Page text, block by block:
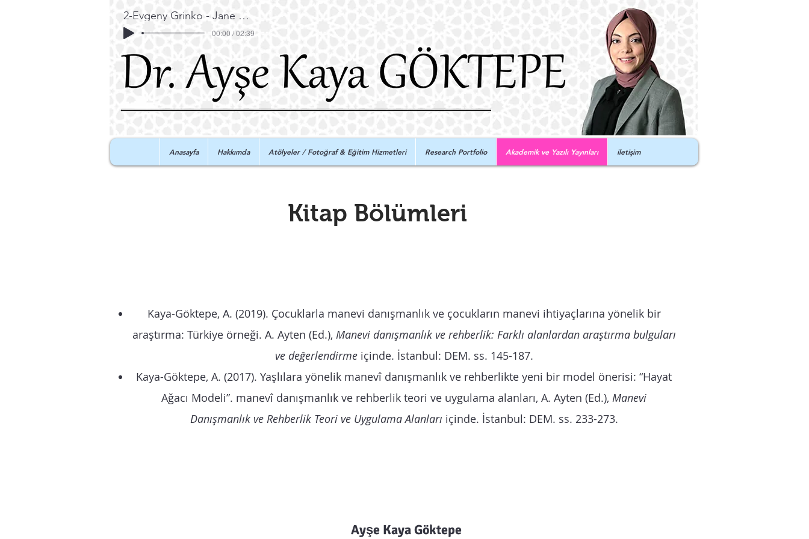
2-Evgeny Grinko - Jane Maryam
00:00 / 02:39
Anasayfa Hakkımda Atölyeler / Fotoğraf & Eğitim Hizmetleri Research Portfolio Akademik ve Yazılı Yayınları iletişim
Kitap Bölümleri
Kaya-Göktepe, A. (2019). Çocuklarla manevi danışmanlık ve çocukların manevi ihtiyaçlarına yönelik bir
araştırma: Türkiye örneği. A. Ayten (Ed.), Manevi danışmanlık ve rehberlik: Farklı alanlardan araştırma bulguları
ve değerlendirmeiçinde. İstanbul: DEM. ss. 145-187.
Kaya-Göktepe, A. (2017). Yaşlılara yönelik manevî danışmanlık ve rehberlikte yeni bir model önerisi: “Hayat
Ağacı Modeli”. manevî danışmanlık ve rehberlik teori ve uygulama alanları, A. Ayten (Ed.), Manevi
Danışmanlık ve Rehberlik Teori ve Uygulama Alanları içinde. İstanbul: DEM. ss. 233-273.
Ayşe Kaya Göktepe